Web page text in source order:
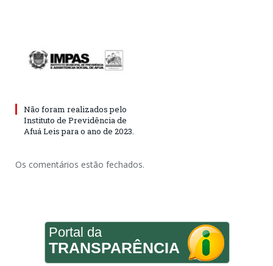
Não foram realizados pelo
Instituto de Previdência de
Afuá Leis para o ano de 2023.
Os comentários estão fechados.
Portal da
TRANSPARÊNCIA